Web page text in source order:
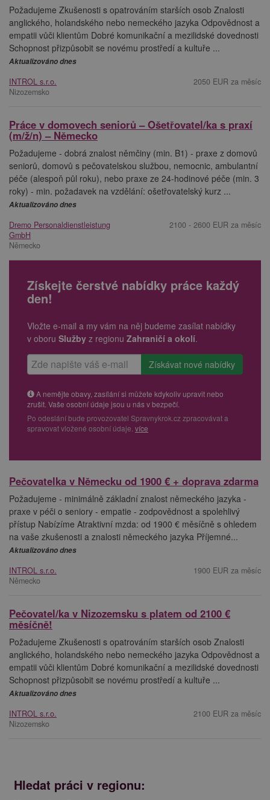
Požadujeme Zkušenosti s opatrováním starších osob Znalosti
anglického, holandského nebo nemeckého jazyka Odpovědnost a
empatii vůči klientům Dobré komunikační a mezilidské dovednosti
Schopnost přizpůsobit se novému prostředí a kultuře ...
Aktualizováno dnes
INTROL s.r.o.
Nizozemsko
2050 EUR za měsíc
Práce v domovech seniorů – Ošetřovatel/ka s praxí
(m/ž/n) – Německo
Požadujeme - dobrá znalost němčiny (min. B1) - praxe z domovů
seniorů, domovů s pečovatelskou službou, nemocnic, ambulantní
péče (alespoň půl roku), nebo praxe ze 24-hodinové péče (min. 3
roky) - min. požadavek na vzdělání: ošetřovatelský kurz ...
Aktualizováno dnes
Dremo Personaldienstleistung
GmbH
Německo
2100 - 2600 EUR za měsíc
Získejte čerstvé nabídky práce každý
den!
Vložte e-mail a my vám na něj budeme zasílat nabídky
v oboru Služby z regionu Zahraničí a okolí.
A nemějte obavy, zasílání si můžete kdykoliv upravit nebo
zrušit. Vaše osobní údaje jsou u nás v bezpečí.
Po odeslání bude provozovatel Spravnykrok.cz zpracovávat a
spravovat vložené osobní údaje. více
Pečovatelka v Německu od 1900 € + doprava zdarma
Požadujeme - minimálně základní znalost německého jazyka -
praxe v péči o seniory - empatie - zodpovědnost a spolehlivý
přístup Nabízíme Atraktivní mzda: od 1900 € měsíčně s ohledem
na vaše zkušenosti a znalosti německého jazyka Příjemné...
Aktualizováno dnes
INTROL s.r.o.
Německo
1900 EUR za měsíc
Pečovatel/ka v Nizozemsku s platem od 2100 €
měsíčně!
Požadujeme Zkušenosti s opatrováním starších osob Znalosti
anglického, holandského nebo nemeckého jazyka Odpovědnost a
empatii vůči klientům Dobré komunikační a mezilidské dovednosti
Schopnost přizpůsobit se novému prostředí a kultuře ...
Aktualizováno dnes
INTROL s.r.o.
Nizozemsko
2100 EUR za měsíc
Hledat práci v regionu: